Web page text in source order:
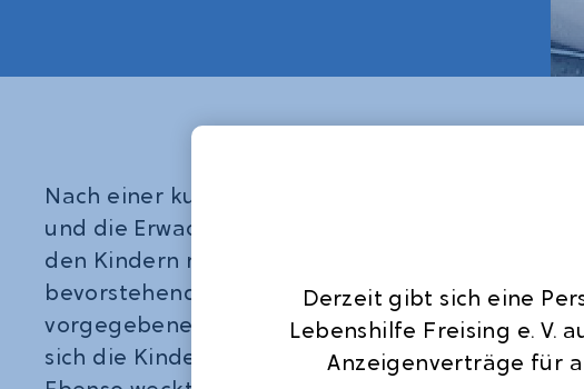
Derzeit gibt sich eine
Lebenshilfe Freising e. V.
Anzeigenverträge für
Nach einer kurzen Kennenlernrunde, in der sich
und die Erwachsenen namentlich vorstellen
den Kindern mit Hilfe von Symbolkarten der
bevorstehenden Waldführung visualisiert. Durch
vorgegebene und anschaulich erklärte Struktur,
sich die Kinder besser auf die neue Erfahrung